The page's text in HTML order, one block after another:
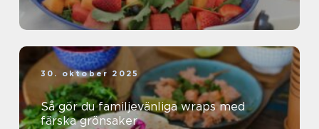
30. oktober 2025
Så gör du familjevänliga wraps med
färska grönsaker